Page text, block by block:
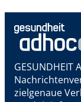
GESUNDHEIT
zielgenaue